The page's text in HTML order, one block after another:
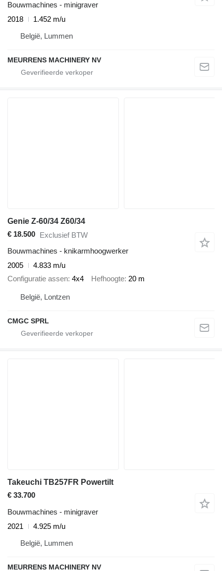
Bouwmachines - minigraver
2018
1.452 m/u
België, Lummen
MEURRENS MACHINERY NV
Genie Z-60/34 Z60/34
€ 18.500 Exclusief BTW
Bouwmachines - knikarmhoogwerker
2005
4.833 m/u
Configuratie assen 4x4 Hefhoogte 20 m
België, Lontzen
CMGC SPRL
Takeuchi TB257FR Powertilt
€ 33.700
Bouwmachines - minigraver
2021
4.925 m/u
België, Lummen
MEURRENS MACHINERY NV